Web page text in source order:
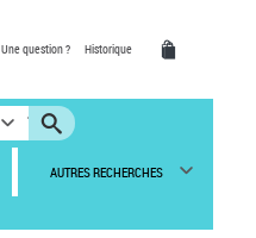
Une question ? Historique
AUTRES RECHERCHES